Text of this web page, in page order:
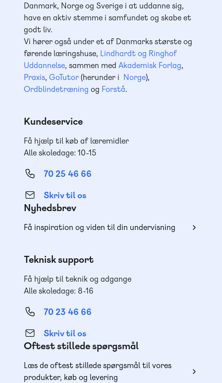
Danmark, Norge og Sverige i at uddanne sig,
have en aktiv stemme i samfundet og skabe et
godt liv.
Vi hører også under et af Danmarks største og
førende læringshuse, Lindhardt og Ringhof
Uddannelse, sammen med Akademisk Forlag,
Praxis, GoTutor(herunder i Norge),
Ordblindetræning og Forstå.
Kundeservice
Få hjælp til køb af læremidler
Alle skoledage: 10-15
70 25 46 66
Skriv til os
Nyhedsbrev
Få inspiration og viden til din undervisning
Teknisk support
Få hjælp til teknik og adgange
Alle skoledage: 8-16
70 23 46 66
Skriv til os
Oftest stillede spørgsmål
Læs de oftest stillede spørgsmål til vores
produkter, køb og levering